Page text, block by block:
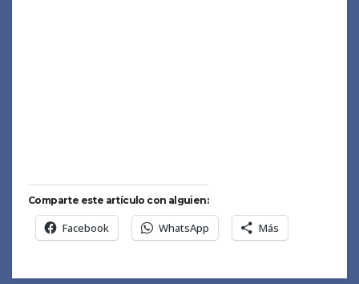
Comparte este artículo con alguien:
Facebook WhatsApp Más